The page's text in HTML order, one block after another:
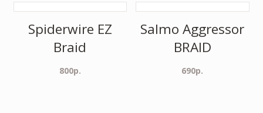
Spiderwire EZ
Braid
800р.
Salmo Aggressor
BRAID
690р.